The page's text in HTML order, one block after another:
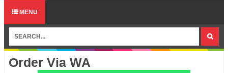
MENU
Order Via WA